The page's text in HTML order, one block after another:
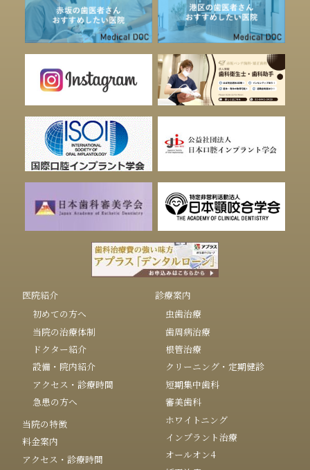
医院紹介
初めての方へ
当院の治療体制
ドクター紹介
設備・院内紹介
アクセス・診療時間
急患の方へ
当院の特徴
料金案内
アクセス・診療時間
診療案内
虫歯治療
歯周病治療
根管治療
クリーニング・定期健診
短期集中歯科
審美歯科
ホワイトニング
インプラント治療
オールオン4